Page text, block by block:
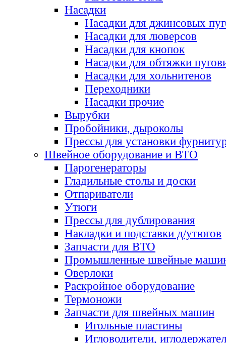
Насадки
Насадки для джинсовых
Насадки для люверсов
Насадки для кнопок
Насадки для обтяжки
Насадки для хольнитенов
Переходники
Насадки прочие
Вырубки
Пробойники, дыроколы
Прессы для установки
Швейное оборудование и ВТО
Парогенераторы
Гладильные столы и доски
Отпариватели
Утюги
Прессы для дублирования
Накладки и подставки д/утюгов
Запчасти для ВТО
Промышленные швейные
Оверлоки
Раскройное оборудование
Термоножи
Запчасти для швейных машин
Игольные пластины
Игловодители,